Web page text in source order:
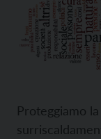
Proteggiamo